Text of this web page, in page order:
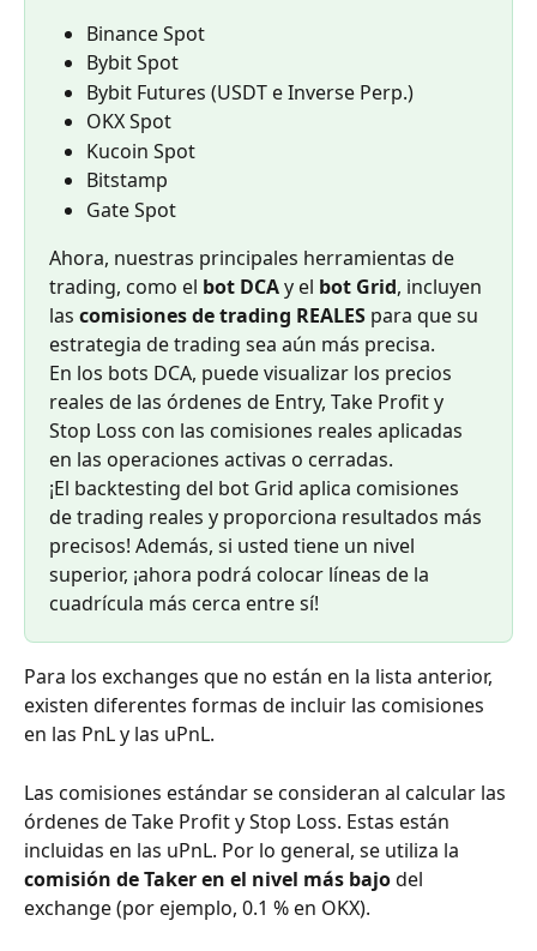
Binance Spot
Bybit Spot
Bybit Futures (USDT e Inverse Perp.)
OKX Spot
Kucoin Spot
Bitstamp
Gate Spot
Ahora, nuestras principales herramientas de
trading, como el bot DCA y el bot Grid, incluyen
las comisiones de trading REALES para que su
estrategia de trading sea aún más precisa.
En los bots DCA, puede visualizar los precios
reales de las órdenes de Entry, Take Profit y
Stop Loss con las comisiones reales aplicadas
en las operaciones activas o cerradas.
¡El backtesting del bot Grid aplica comisiones
de trading reales y proporciona resultados más
precisos! Además, si usted tiene un nivel
superior, ¡ahora podrá colocar líneas de la
cuadrícula más cerca entre sí!
Para los exchanges que no están en la lista anterior,
existen diferentes formas de incluir las comisiones
en las PnL y las uPnL.
Las comisiones estándar se consideran al calcular las
órdenes de Take Profit y Stop Loss. Estas están
incluidas en las uPnL. Por lo general, se utiliza la
comisión de Taker en el nivel más bajo del
exchange (por ejemplo, 0.1 % en OKX).